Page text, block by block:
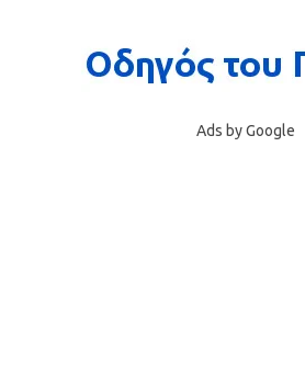
Ads by Google